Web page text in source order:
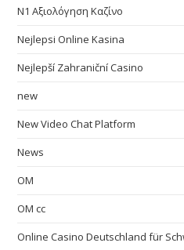
N1 Αξιολόγηση Καζίνο
Nejlepsi Online Kasina
Nejlepší Zahraniční Casino
new
New Video Chat Platform
News
OM
OM cc
Online Casino Deutschland für